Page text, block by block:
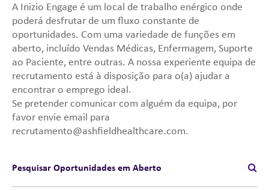
A Inizio Engage é um local de trabalho enérgico onde
poderá desfrutar de um fluxo constante de
oportunidades. Com uma variedade de funções em
aberto, incluído Vendas Médicas, Enfermagem, Suporte
ao Paciente, entre outras. A nossa experiente equipa de
recrutamento está à disposição para o(a) ajudar a
encontrar o emprego ideal.
Se pretender comunicar com alguém da equipa, por
favor envie email para
recrutamento@ashfieldhealthcare.com.
Pesquisar Oportunidades em Aberto